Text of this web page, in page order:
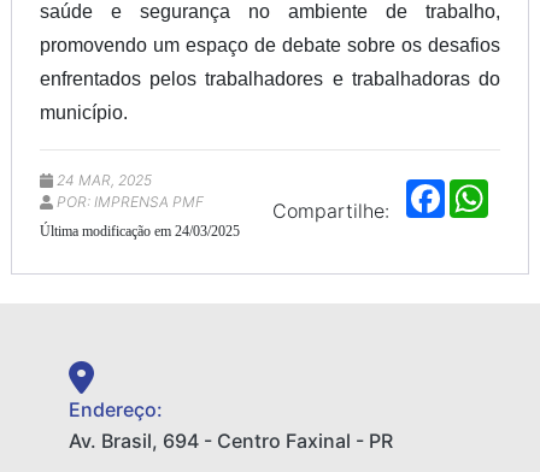
saúde e segurança no ambiente de trabalho,
promovendo um espaço de debate sobre os desafios
enfrentados pelos trabalhadores e trabalhadoras do
município.
Compartilhe:
F
a
24 MAR, 2025
POR: IMPRENSA PMF
Última modificação em 24/03/2025
Endereço:
Av. Brasil, 694 - Centro Faxinal - PR